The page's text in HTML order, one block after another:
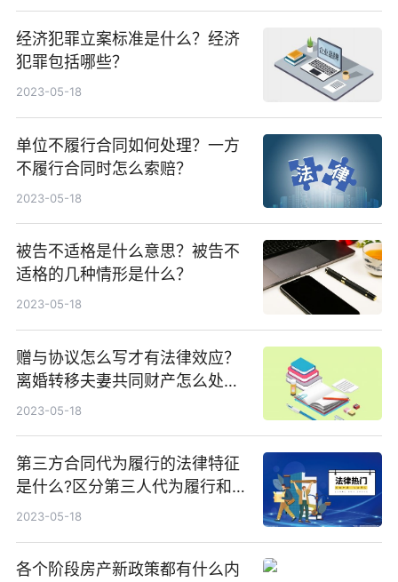
经济犯罪立案标准是什么？经济
犯罪包括哪些？
2023-05-18
单位不履行合同如何处理？一方
不履行合同时怎么索赔？
2023-05-18
被告不适格是什么意思？被告不
适格的几种情形是什么？
2023-05-18
赠与协议怎么写才有法律效应？
离婚转移夫妻共同财产怎么处
理？
2023-05-18
第三方合同代为履行的法律特征
是什么?区分第三人代为履行和
债务承担的关键在于什么？
2023-05-18
各个阶段房产新政策都有什么内